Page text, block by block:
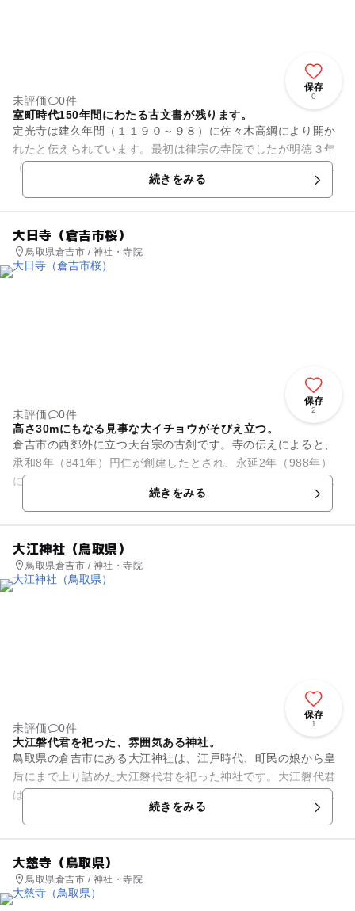
保存
0
未評価
0件
室町時代150年間にわたる古文書が残ります。
定光寺は建久年間（１１９０～９８）に佐々木高綱により開か
れたと伝えられています。最初は律宗の寺院でしたが明徳３年
（１３９２）南條貞宗（羽衣石城主）が貞宗の次男の機堂長応
禅師を招いて曹洞宗の寺院と...続きをみる
大日寺（倉吉市桜）
鳥取県倉吉市 / 神社・寺院
保存
2
未評価
0件
高さ30mにもなる見事な大イチョウがそびえ立つ。
倉吉市の西郊外に立つ天台宗の古刹です。寺の伝えによると、
承和8年（841年）円仁が創建したとされ、永延2年（988年）
に源信が再び盛んにしたと言われています。その後一時廃れて
続きをみる
大江神社（鳥取県）
鳥取県倉吉市 / 神社・寺院
保存
1
未評価
0件
大江磐代君を祀った、雰囲気ある神社。
鳥取県の倉吉市にある大江神社は、江戸時代、町民の娘から皇
后にまで上り詰めた大江磐代君を祀った神社です。大江磐代君
は倉吉市に生まれ、若い時に父と共に京に上って公家の家に奉
公し、その美貌と才能を認め...続きをみる
大慈寺（鳥取県）
鳥取県倉吉市 / 神社・寺院